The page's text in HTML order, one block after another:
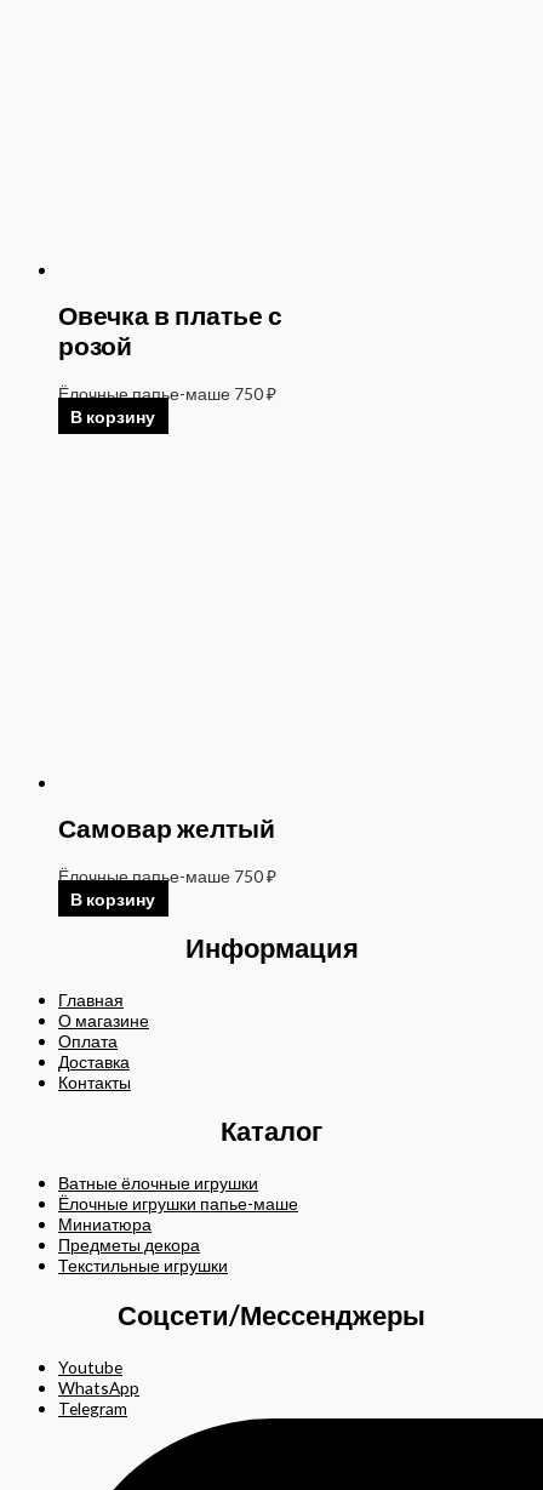
Овечка в платье с
розой
Ёлочные папье-маше 750₽
В корзину
Самовар желтый
Ёлочные папье-маше 750₽
В корзину
Информация
Главная
О магазине
Оплата
Доставка
Контакты
Каталог
Ватные ёлочные игрушки
Ёлочные игрушки папье-маше
Миниатюра
Предметы декора
Текстильные игрушки
Соцсети/Мессенджеры
Youtube
WhatsApp
Telegram